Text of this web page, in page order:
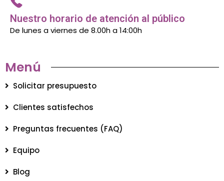
Nuestro horario de atención al público
De lunes a viernes de 8.00h a 14:00h
Menú
Solicitar presupuesto
Clientes satisfechos
Preguntas frecuentes (FAQ)
Equipo
Blog